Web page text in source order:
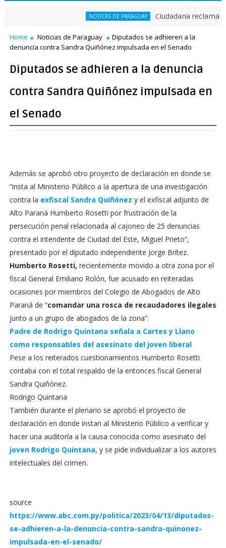
NOTICAS DE PARAGUAY Ciudadana reclama a
Home Noticias de Paraguay
Diputados se adhieren a la
denuncia contra Sandra Quiñónez impulsada en el Senado
Diputados se adhieren a la denuncia
contra Sandra Quiñónez impulsada en
el Senado
Además se aprobó otro proyecto de declaración en donde se
“insta al Ministerio Público a la apertura de una investigación
contra la exfiscal Sandra Quiñónez y el exfiscal adjunto de
Alto Paraná Humberto Rosetti por frustración de la
persecución penal relacionada al cajoneo de 25 denuncias
contra el intendente de Ciudad del Este, Miguel Prieto”,
presentado por el diputado independiente Jorge Brítez.
Humberto Rosetti, recientemente movido a otra zona por el
fiscal General Emiliano Rolón, fue acusado en reiteradas
ocasiones por miembros del Colegio de Abogados de Alto
Paraná de “comandar una rosca de recaudadores ilegales
junto a un grupo de abogados de la zona”.
Padre de Rodrigo Quintana señala a Cartes y Llano
como responsables del asesinato del joven liberal
Pese a los reiterados cuestionamientos Humberto Rosetti
contaba con el total respaldo de la entonces fiscal General
Sandra Quiñónez.
Rodrigo Quintana
También durante el plenario se aprobó el proyecto de
declaración en donde instan al Ministerio Público a verificar y
hacer una auditoría a la causa conocida como asesinato del
joven Rodrigo Quintana, y se pide individualizar a los autores
intelectuales del crimen.
source
https://www.abc.com.py/politica/2023/04/13/diputados-
se-adhieren-a-la-denuncia-contra-sandra-quinonez-
impulsada-en-el-senado/